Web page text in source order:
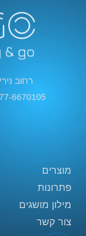
רחוב נירים 2, תל
6670105
מוצרים
פתרונות
מילון מושגים
צור קשר